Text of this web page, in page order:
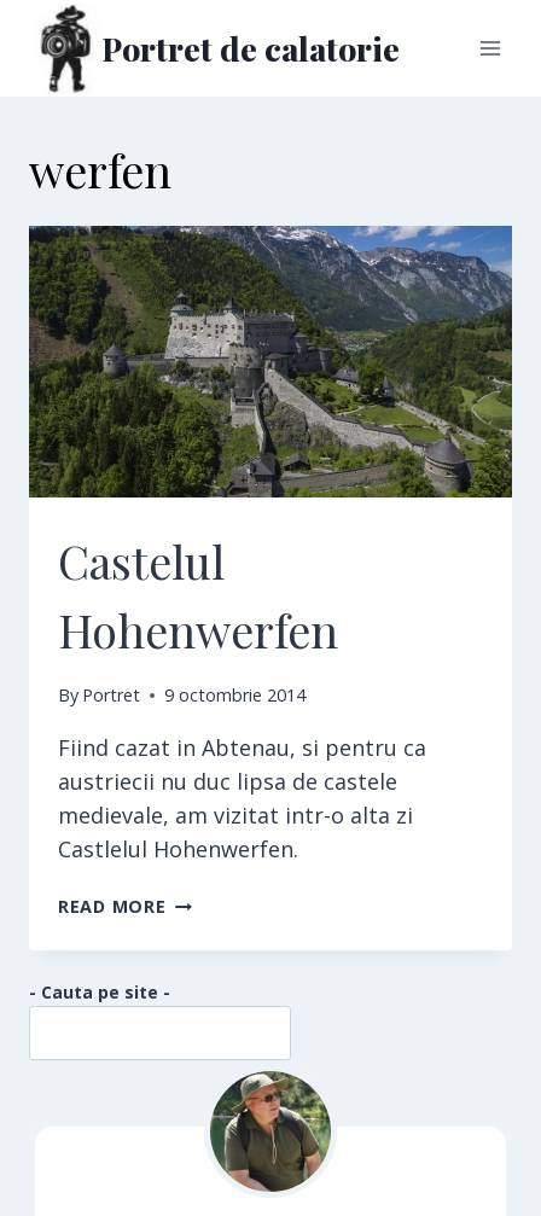
content
Portret de calatorie
werfen
Castelul
Hohenwerfen
By Portret 9 octombrie 2014
Fiind cazat in Abtenau, si pentru ca
austriecii nu duc lipsa de castele
medievale, am vizitat intr-o alta zi
Castlelul Hohenwerfen.
READ MORE CASTELUL
- Cauta pe site -